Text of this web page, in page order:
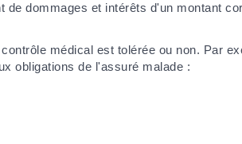
dommages et intérêts d'un montant
médical est tolérée ou non. Par
obligations de l'assuré malade :